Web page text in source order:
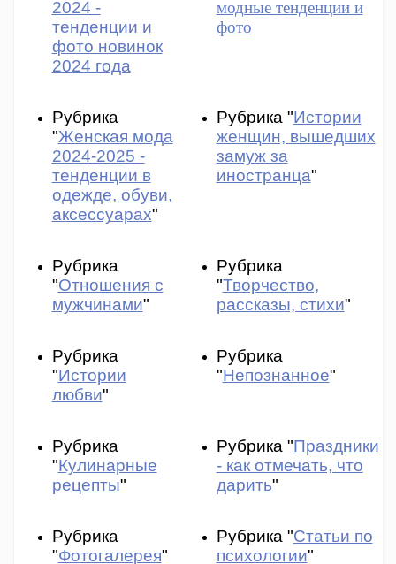
2024 -
тенденции и
фото новинок
2024 года
модные тенденции и
фото
Рубрика
"Женская мода
2024-2025 -
тенденции в
одежде, обуви,
аксессуарах"
Рубрика "Истории
женщин, вышедших
замуж за
иностранца"
Рубрика
"Отношения с
мужчинами"
Рубрика
"Творчество,
рассказы, стихи"
Рубрика
"Истории
любви"
Рубрика
"Непознанное"
Рубрика
"Кулинарные
рецепты"
Рубрика "Праздники
- как отмечать, что
дарить"
Рубрика
"Фотогалерея"
Рубрика "Статьи по
психологии"